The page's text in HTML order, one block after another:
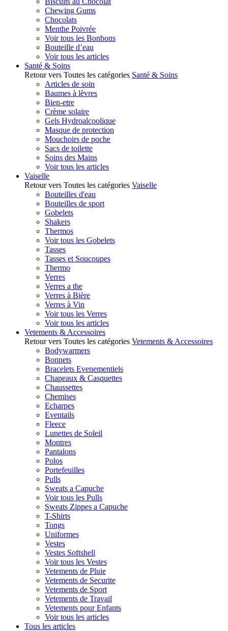
Chewing Gums
Chocolats
Menthe Poivrée
Voir tous les Bonbons
Bouteille d’eau
Voir tous les articles
Santé & Soins
Retour vers Toutes les catégories Santé & Soins
Articles de soin
Baumes à lèvres
Bien-etre
Crème solaire
Gels Hydroalcoolique
Masque de protection
Mouchoirs de poche
Sacs de toilette
Soins des Mains
Voir tous les articles
Vaiselle
Retour vers Toutes les catégories Vaiselle
Bouteilles d'eau
Bouteilles de sport
Gobelets
Shakers
Thermos
Voir tous les Gobelets
Tasses
Tasses et Soucoupes
Thermo
Verres
Verres a the
Verres à Bière
Verres à Vin
Voir tous les Verres
Voir tous les articles
Vetements & Accessoires
Retour vers Toutes les catégories Vetements & Accessoires
Bodywarmers
Bonnets
Bracelets Evenementiels
Chapeaux & Casquettes
Chaussettes
Chemises
Echarpes
Eventails
Fleece
Lunettes de Soleil
Montres
Pantalons
Polos
Portefeuilles
Pulls
Sweats a Capuche
Voir tous les Pulls
Sweats Zippes a Capuche
T-Shirts
Tongs
Uniformes
Vestes
Vestes Softshell
Voir tous les Vestes
Vetements de Pluie
Vetements de Securite
Vetements de Sport
Vetements de Travail
Vetements pour Enfants
Voir tous les articles
Tous les articles